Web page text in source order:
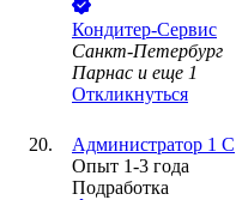
Кондитер-Сервис
Санкт-Петербург
Парнас и еще 1
Откликнуться
Администратор 1 С
Опыт 1-3 года
Подработка